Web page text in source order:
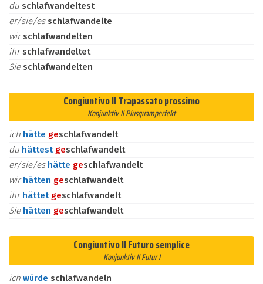
du schlafwandeltest
er/sie/es schlafwandelte
wirschlafwandelten
ihrschlafwandeltet
Sie schlafwandelten
Congiuntivo II Trapassato prossimo
Konjunktiv II Plusquamperfekt
ich hätte geschlafwandelt
du hättest geschlafwandelt
er/sie/es hätte geschlafwandelt
wirhätten geschlafwandelt
ihrhättet geschlafwandelt
Sie hätten geschlafwandelt
Congiuntivo II Futuro semplice
Konjunktiv II Futur I
ich würde schlafwandeln